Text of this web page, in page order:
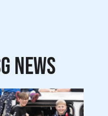
news